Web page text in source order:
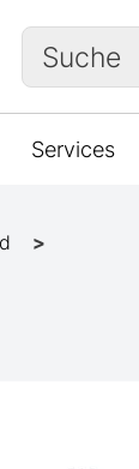
Suche
Services